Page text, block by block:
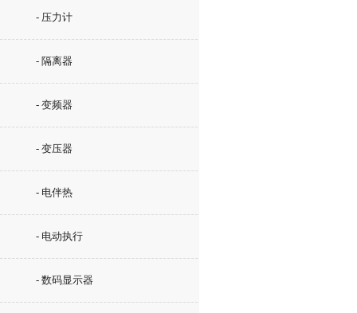
- 压力计
- 隔离器
- 变频器
- 变压器
- 电伴热
- 电动执行
- 数码显示器